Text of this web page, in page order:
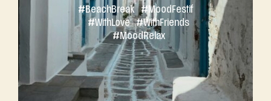
#BeachBreak # Mood Festif
#WithLove #WithFriends
#MoodRelax